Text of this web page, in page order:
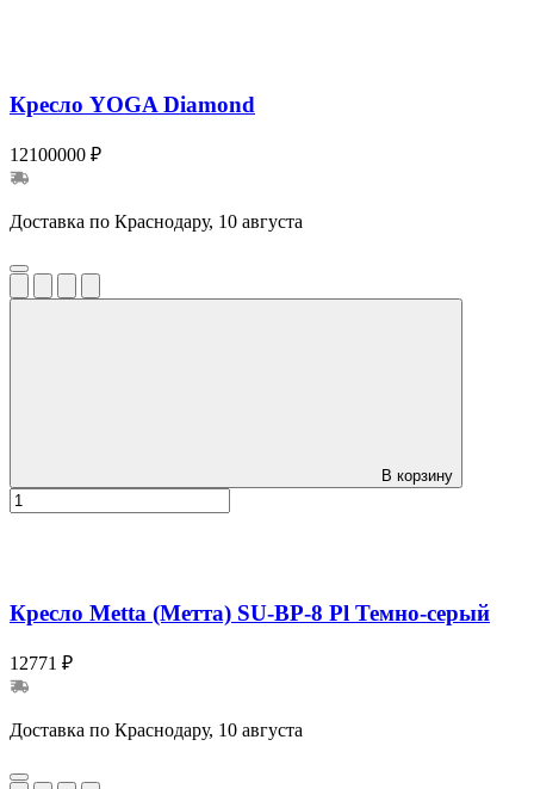
Кресло YOGA Diamond
12100000 ₽
Доставка по Краснодару, 10 августа
В корзину
Кресло Metta (Метта) SU-BP-8 Pl Темно-серый
12771 ₽
Доставка по Краснодару, 10 августа